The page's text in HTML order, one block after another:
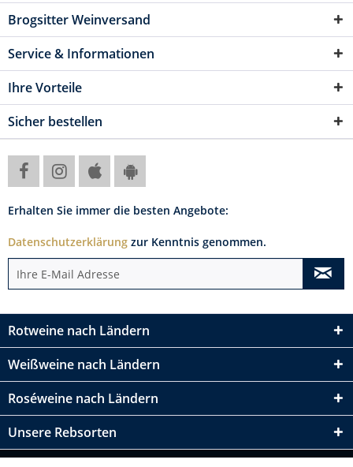
Brogsitter Weinversand
Service & Informationen
Ihre Vorteile
Sicher bestellen
Erhalten Sie immer die besten Angebote:
Datenschutzerklärung zur Kenntnis genommen.
Rotweine nach Ländern
Weißweine nach Ländern
Roséweine nach Ländern
Unsere Rebsorten